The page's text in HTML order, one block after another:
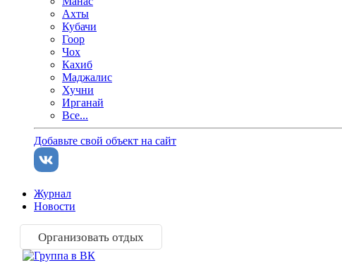
Ахты
Кубачи
Гоор
Чох
Кахиб
Маджалис
Хучни
Ирганай
Все...
Добавьте свой объект на сайт
Журнал
Новости
Организовать отдых